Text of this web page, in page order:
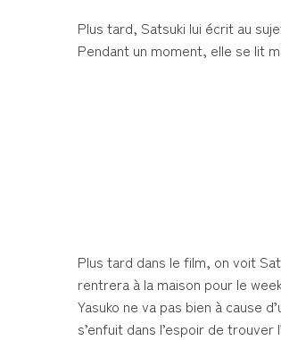
Plus tard, Satsuki lui écrit au
Pendant un moment, elle se lit
Plus tard dans le film, on voit
rentrera à la maison pour le
Yasuko ne va pas bien à cause
s’enfuit dans l’espoir de